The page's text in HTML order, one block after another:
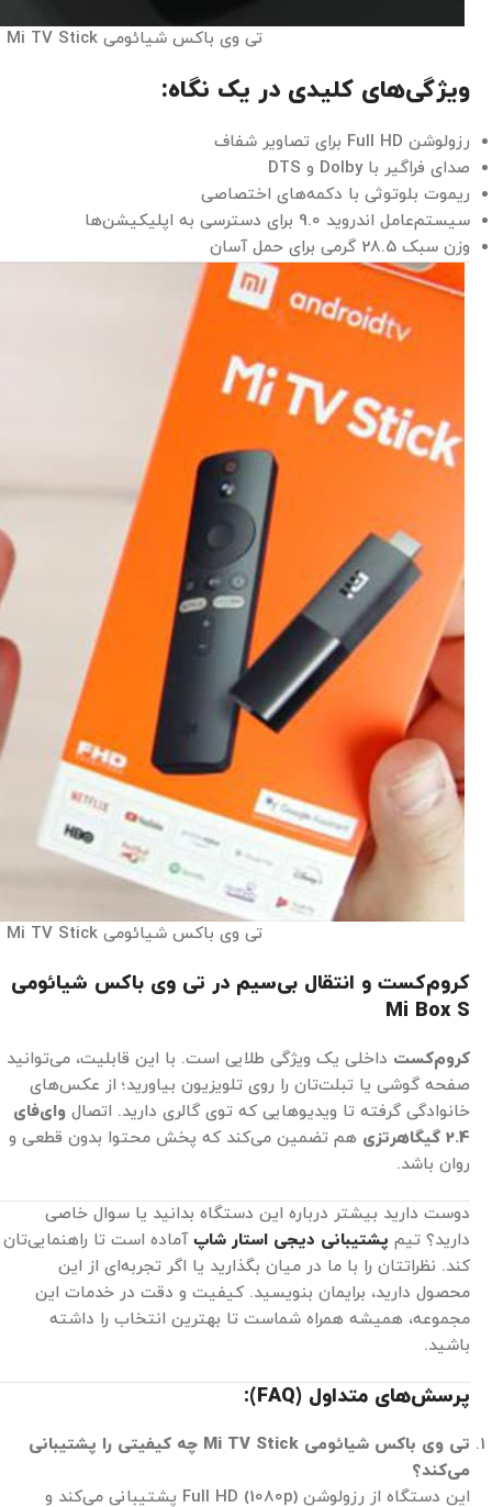
تی وی باکس شیائومی Mi TV Stick
ویژگی‌های کلیدی در یک نگاه:
رزولوشن Full HD برای تصاویر شفاف
صدای فراگیر با Dolby و DTS
ریموت بلوتوثی با دکمه‌های اختصاصی
سیستم‌عامل اندروید 9.0 برای دسترسی به اپلیکیشن‌ها
وزن سبک 28.5 گرمی برای حمل آسان
تی وی باکس شیائومی Mi TV Stick
کروم‌کست و انتقال بی‌سیم در تی وی باکس شیائومی
Mi Box S
کروم‌کست داخلی یک ویژگی طلایی است. با این قابلیت، می‌توانید
صفحه گوشی یا تبلت‌تان را روی تلویزیون بیاورید؛ از عکس‌های
خانوادگی گرفته تا ویدیوهایی که توی گالری دارید. اتصال وای‌فای
2.4 گیگاهرتزی
هم تضمین می‌کند که پخش محتوا بدون قطعی و
روان باشد.
دوست دارید بیشتر درباره این دستگاه بدانید یا سوال خاصی
دارید؟ تیم پشتیبانی دیجی استار شاپآماده است تا راهنمایی‌تان
کند. نظراتتان را با ما در میان بگذارید یا اگر تجربه‌ای از این
محصول دارید، برایمان بنویسید. کیفیت و دقت در خدمات این
مجموعه، همیشه همراه شماست تا بهترین انتخاب را داشته
باشید.
پرسش‌های متداول (FAQ
):
تی وی باکس شیائومی
چه کیفیتی را پشتیبانی
می‌کند؟
این دستگاه از رزولوشن Full HD (1080p) پشتیبانی می‌کند و